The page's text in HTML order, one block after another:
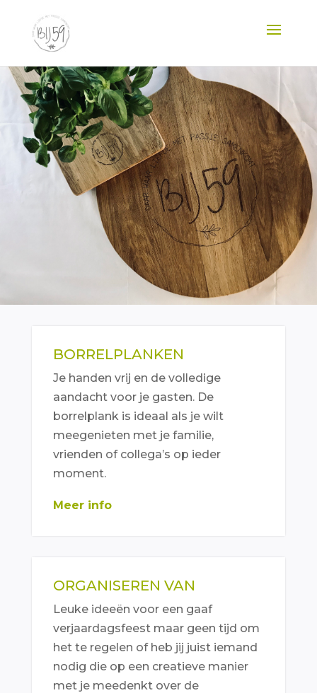
BORRELPLANKEN
Je handen vrij en de volledige
aandacht voor je gasten. De
borrelplank is ideaal als je wilt
meegenieten met je familie,
vrienden of collega’s op ieder
moment.
Meer info
ORGANISEREN VAN
Leuke ideeën voor een gaaf
verjaardagsfeest maar geen tijd om
het te regelen of heb jij juist iemand
nodig die op een creatieve manier
met je meedenkt over de